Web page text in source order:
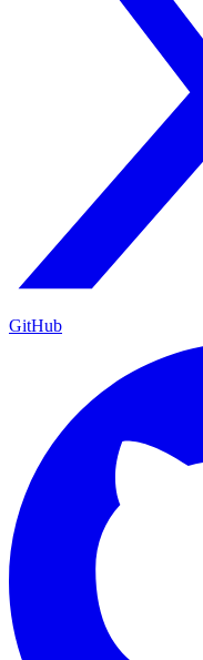
GitHub